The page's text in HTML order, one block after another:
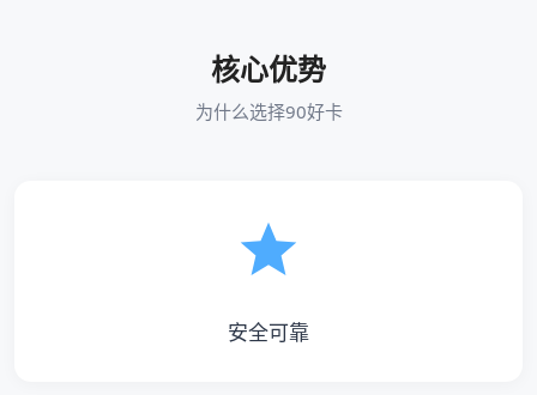
核心优势
为什么选择90好卡
安全可靠